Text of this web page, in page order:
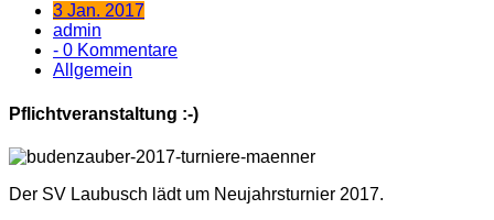
3 Jan. 2017
admin
- 0 Kommentare
Allgemein
Pflichtveranstaltung :-)
Der SV Laubusch lädt um Neujahrsturnier 2017.